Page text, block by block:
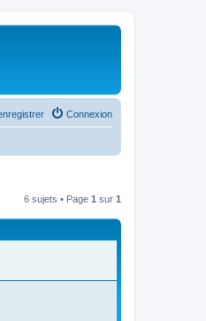
Connexion
6 sujets • Page 1 sur 1